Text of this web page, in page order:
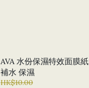
AVA 水份保濕特效面膜紙
補水 保濕
HK$10.00